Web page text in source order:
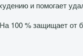
и помогает
100 % защищает от